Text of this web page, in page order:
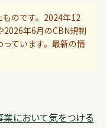
ものです。2024年12
2026年6月のCBN規制
ています。最新の情
業において気をつける